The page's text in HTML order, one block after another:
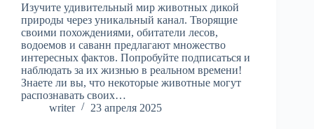
Изучите удивительный мир животных дикой
природы через уникальный канал. Творящие
своими похождениями, обитатели лесов,
водоемов и саванн предлагают множество
интересных фактов. Попробуйте подписаться и
наблюдать за их жизнью в реальном времени!
Знаете ли вы, что некоторые животные могут
распознавать своих…
writer
23 апреля 2025